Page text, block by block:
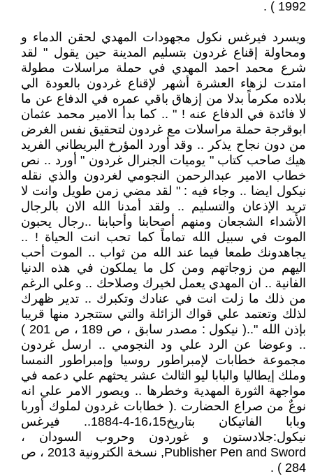
1992 ) .
ويسرد فيرغس نكول مجهودات المهدي لحقن الدماء و
ومحاولة إقناع غردون بتسليم المدينة حين يقول " لقد
شرع محمد احمد المهدي في حملة مراسلات مطولة
امتدت لزهاء العشرة أشهر لإقناع غردون بالعودة الي
بلاده مكرماً بدلا من إزهاق باقي عمره في الدفاع عن ما
لا فائدة في الدفاع عنه ! " .. كما بدأ الامير محمد عثمان
ابوقرجة حملة مراسلات مع غردون لتحقيق نفس الغرض
من دون نجاح يذكر .. وقد أورد المؤرخ البريطاني الفريد
هيك صاحب كتاب " يوميات الجنرال غردون " أورد .. نص
خطاب الامير عبدالرحمن النجومي لغردون والذي نقله
نيكول ايضا .. وجاء فيه : " لقد مضي زمن طويل وانت لا
تريد الإذعان والتسليم .. ولقد أمدنا الله الان بالرجال
الأشداء الشجعان ومنهم أصحابنا وأحبابنا ..رجال يحبون
الموت في سبيل الله تماماً كما تحب انت الحياة ! ..
يجاهدونك طمعا فيما عند الله من ثواب .. الموت أحب
اليهم من زوجاتهم ومن كل ما يملكون في هذه الدنيا
الفانية .. ان المهدي يعمل لخيرك وصلاحك .. وعلي الرغم
من ذلك ما زلت انت في عنادك وتكبرك .. تدير ظهرك
لذلك وتعتمد علي قواك الزائلة والتي ستتجرد منها قريبا
بإذن الله "..( نيكول : مصدر سابق ، ص 189 ، ص 201 )
.. وعوضا عن الرد علي ود النجومي .. ارسل غردون
مجموعة خطابات لإمبراطور روسيا وإمبراطور النمسا
وملك إيطاليا والبابا ليو الثالث عشر يحثهم علي دعمه في
مواجهة الثورة المهدية وخطرها .. ويصور الامر علي انه
نوعٌ من صراع الحضارت .( خطابات غردون لملوك أوربا
وبابا الفاتيكان بتاريخ16،15-4-1884.. فيرغس
نيكول:جلادستون و غوردون وحروب السودان ،
Publisher Pen and Sword, نسخة الكترونية 2013 ، ص
284 ) .